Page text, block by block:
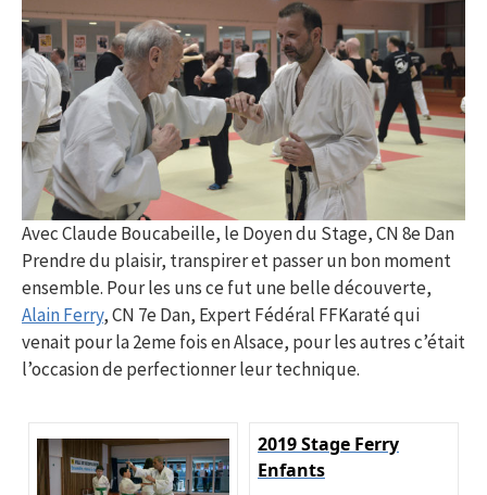
Avec Claude Boucabeille, le Doyen du Stage, CN 8e Dan
Prendre du plaisir, transpirer et passer un bon moment
ensemble. Pour les uns ce fut une belle découverte,
Alain Ferry, CN 7e Dan, Expert Fédéral FFKaraté qui
venait pour la 2eme fois en Alsace, pour les autres c’était
l’occasion de perfectionner leur technique.
2019 Stage Ferry
Enfants